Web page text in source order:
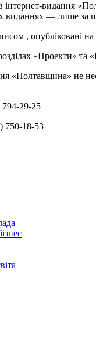
інтернет-видання
виданнях — лише за
, опубліковані
«Проекти» та
«Полтавщина» не
794-29-25
750-18-53